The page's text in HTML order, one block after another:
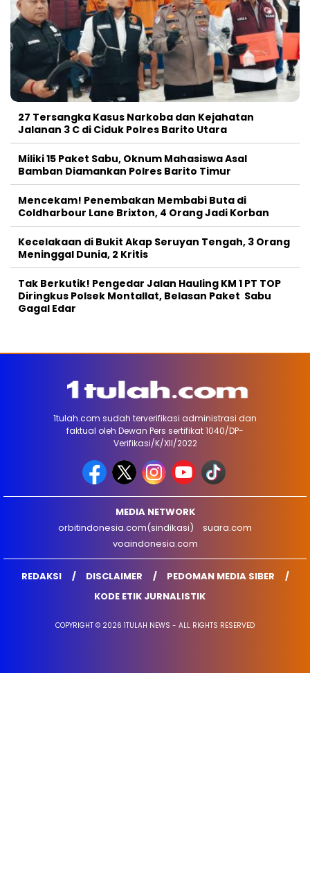
27 Tersangka Kasus Narkoba dan Kejahatan
Jalanan 3 C di Ciduk Polres Barito Utara
Miliki 15 Paket Sabu, Oknum Mahasiswa Asal
Bamban Diamankan Polres Barito Timur
Mencekam! Penembakan Membabi Buta di
Coldharbour Lane Brixton, 4 Orang Jadi Korban
Kecelakaan di Bukit Akap Seruyan Tengah, 3 Orang
Meninggal Dunia, 2 Kritis
Tak Berkutik! Pengedar Jalan Hauling KM 1 PT TOP
Diringkus Polsek Montallat, Belasan Paket Sabu
Gagal Edar
1tulah.com sudah terverifikasi administrasi dan
faktual oleh Dewan Pers sertifikat 1040/DP-
Verifikasi/K/XII/2022
MEDIA NETWORK
orbitindonesia.com(sindikasi)
suara.com
voaindonesia.com
REDAKSI DISCLAIMER
PEDOMAN MEDIA SIBER
KODE ETIK JURNALISTIK
COPYRIGHT © 2026 1TULAH NEWS - ALL RIGHTS RESERVED